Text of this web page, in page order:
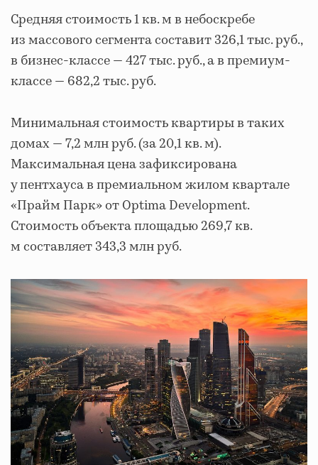
Средняя стоимость 1 кв. м в небоскребе
из массового сегмента составит 326,1 тыс. руб.,
в бизнес-классе — 427 тыс. руб., а в премиум-
классе — 682,2 тыс. руб.
Минимальная стоимость квартиры в таких
домах — 7,2 млн руб. (за 20,1 кв. м).
Максимальная цена зафиксирована
у пентхауса в премиальном жилом квартале
«Прайм Парк» от Optima Development.
Стоимость объекта площадью 269,7 кв.
м составляет 343,3 млн руб.